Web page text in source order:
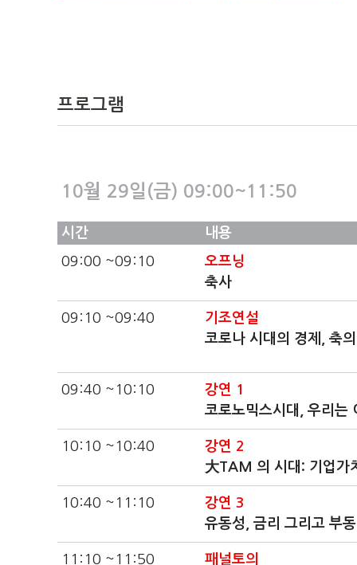
프로그램
10월 29일(금) 09:00~11:50
시간 내용
09:00 ~09:10
오프닝
축사
09:10 ~09:40
기조연설
코로나 시대의 경제, 축
09:40 ~10:10
강연 1
코로노믹스시대, 우리는
10:10 ~10:40
강연 2
大TAM 의 시대: 기업가
10:40 ~11:10
강연 3
유동성, 금리 그리고 부
11:10 ~11:50 패널토의